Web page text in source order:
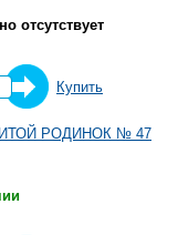
отсутствует
Купить
РОДИНОК № 47